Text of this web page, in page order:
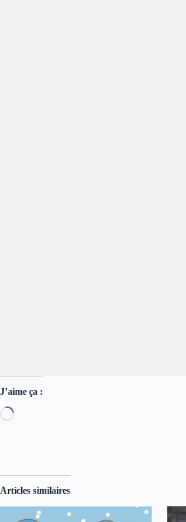
J’aime ça :
Chargement…
Articles similaires